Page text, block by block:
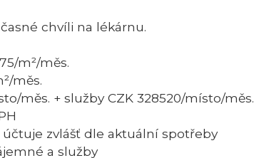
chvíli na lékárnu.
m²/měs.
měs.
měs. + služby CZK 328520/místo/měs.
účtuje zvlášť dle aktuální spotřeby
a služby